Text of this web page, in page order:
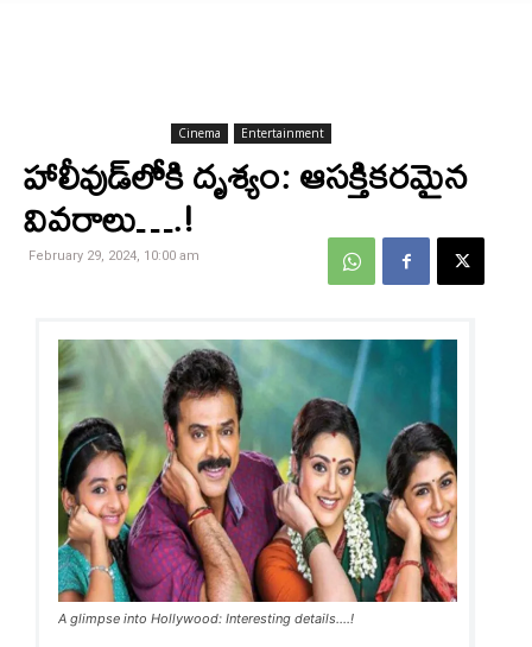
Cinema Entertainment
హాలీవుడ్‌లోకి దృశ్యం: ఆసక్తికరమైన
వివరాలు….!
February 29, 2024, 10:00 am
A glimpse into Hollywood: Interesting details....!